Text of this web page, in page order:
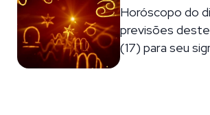
Horóscopo do
previsões
(17) para seu